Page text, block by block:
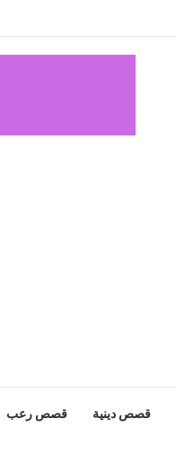
قصص دينية قصص رعب